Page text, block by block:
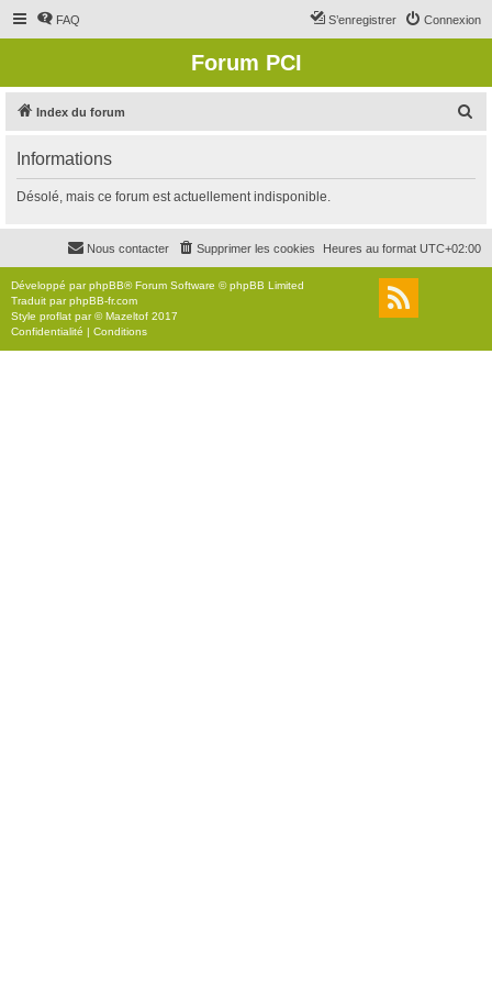
FAQ Connexion
S’enregistrer
Forum PCI
Index du forum
r
c
r
Informations
Désolé, mais ce forum est actuellement indisponible.
Heures au format UTC+02:00
Supprimer les cookies
Nous contacter
Développé parphpBB® Forum Software © phpBB Limited
Traduit parphpBB-fr.com
Style proflat par ©Mazeltof 2017
Confidentialité | Conditions